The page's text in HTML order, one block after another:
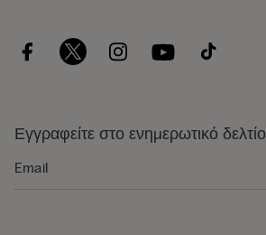
Εγγραφείτε στο ενημερωτικό δελτίο